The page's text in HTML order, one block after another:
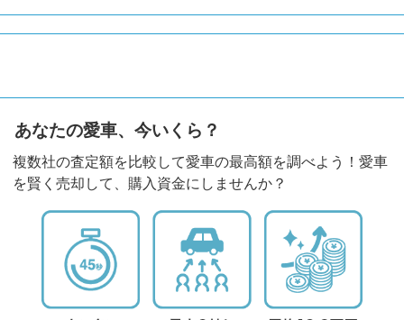
あなたの愛車、今いくら？
複数社の査定額を比較して愛車の最高額を調べよう！愛車
を賢く売却して、購入資金にしませんか？